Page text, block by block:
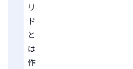
リ
ド
と
は
作